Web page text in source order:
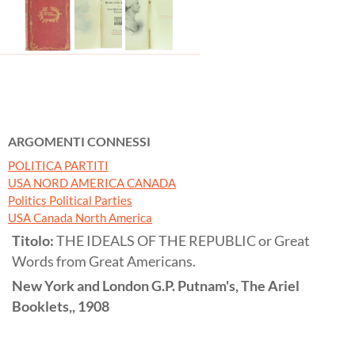
ARGOMENTI CONNESSI
POLITICA PARTITI
USA NORD AMERICA CANADA
Politics Political Parties
USA Canada North America
Titolo:THE IDEALS OF THE REPUBLIC or Great
Words from Great Americans.
New York and LondonG.P. Putnam's, The Ariel
Booklets,,1908